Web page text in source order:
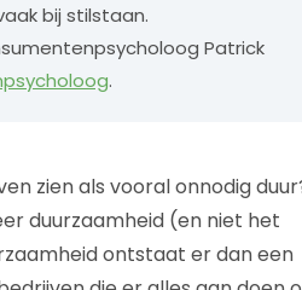
bij stilstaan.
Patrick
.
zien als vooral onnodig
duurzaamheid (en niet het
ontstaat er dan een